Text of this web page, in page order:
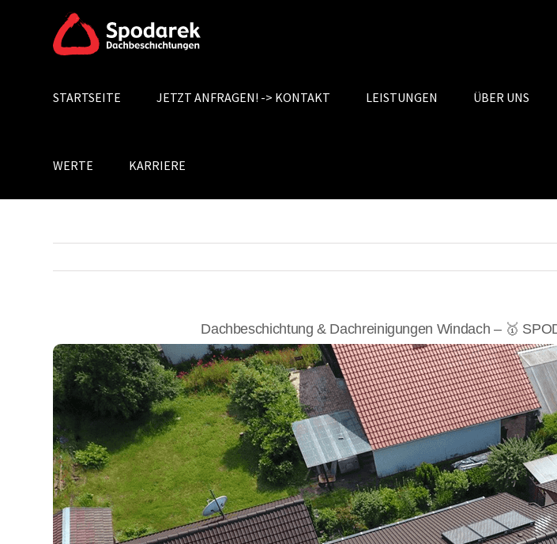
Search
STARTSEITE JETZT ANFRAGEN! -> KONTAKT LEISTUNGEN ÜBER UNS
WERTE KARRIERE
Dachbeschichtung & Dachreinigungen Windach – 🥇